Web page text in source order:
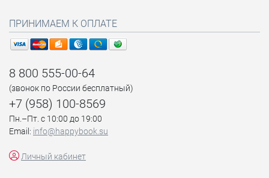
ПРИНИМАЕМ К ОПЛАТЕ
8 800 555-00-64
(звонок по России бесплатный)
+7 (958) 100-8569
Пн.–Пт. с 10:00 до 19:00
Email: info@happybook.su
Личный кабинет